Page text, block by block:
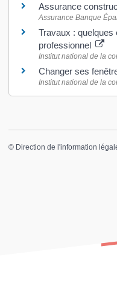
Assurance
Assurance Banque
Travaux :
professionnel
Institut national de la
Changer ses
Institut national de la
© Direction de l'information